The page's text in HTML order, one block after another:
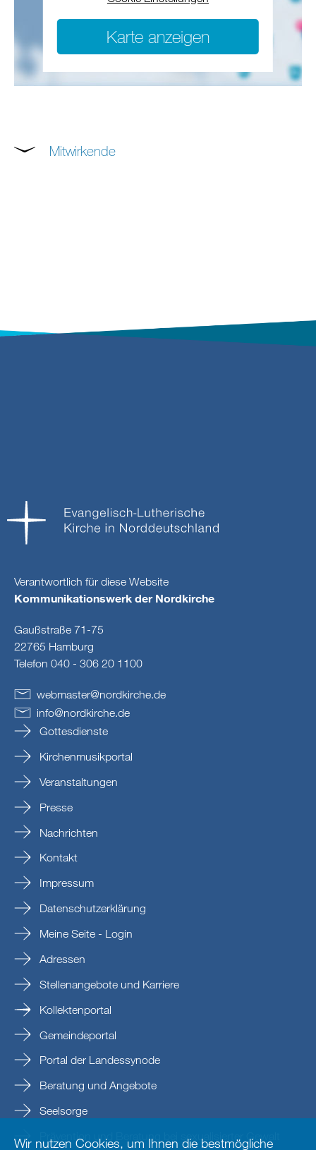
Karte anzeigen
Mitwirkende
Verantwortlich für diese Website
Kommunikationswerk der Nordkirche
Gaußstraße 71-75
22765 Hamburg
Telefon 040 - 306 20 1100
webmaster@nordkirche.de
info@nordkirche.de
Gottesdienste
Kirchenmusikportal
Veranstaltungen
Presse
Nachrichten
Kontakt
Impressum
Datenschutzerklärung
Meine Seite - Login
Adressen
Stellenangebote und Karriere
Kollektenportal
Gemeindeportal
Portal der Landessynode
Beratung und Angebote
Seelsorge
Prävention und Beratung bei sexualisierter Gewalt
Wir nutzen Cookies, um Ihnen die bestmögliche